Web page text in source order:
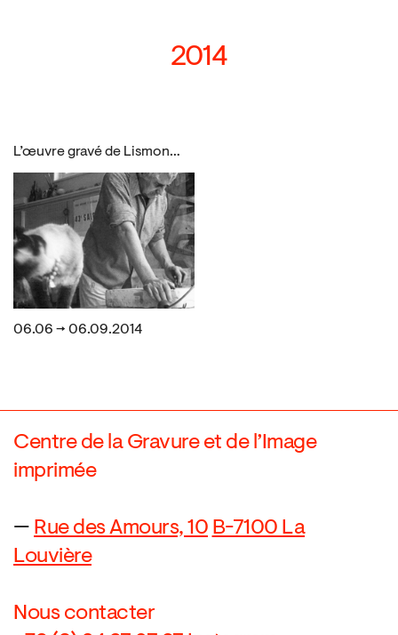
2014
L’œuvre gravé de Lismonde (1908-2001)
06.06 → 06.09.2014
Centre de la Gravure et de l’Image
imprimée
— Rue des Amours, 10 B-7100 La
Louvière
Nous contacter